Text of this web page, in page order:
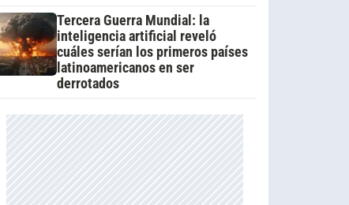
Tercera Guerra Mundial: la
inteligencia artificial reveló
cuáles serían los primeros países
latinoamericanos en ser
derrotados